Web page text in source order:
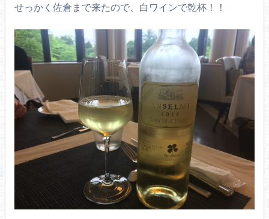
せっかく佐倉まで来たので、白ワインで乾杯！！